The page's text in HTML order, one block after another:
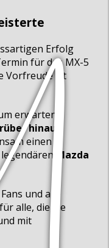
Erfolg
für das MX-5
Vorfreude ist
erwarten,
hinaus
einen
Mazda
und alle
alle, die die
mit